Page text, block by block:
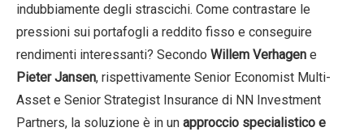
indubbiamente degli strascichi. Come contrastare le
pressioni sui portafogli a reddito fisso e conseguire
rendimenti interessanti? Secondo Willem Verhagen e
Pieter Jansen, rispettivamente Senior Economist Multi-
Asset e Senior Strategist Insurance di NN Investment
Partners, la soluzione è in un approccio specialistico e